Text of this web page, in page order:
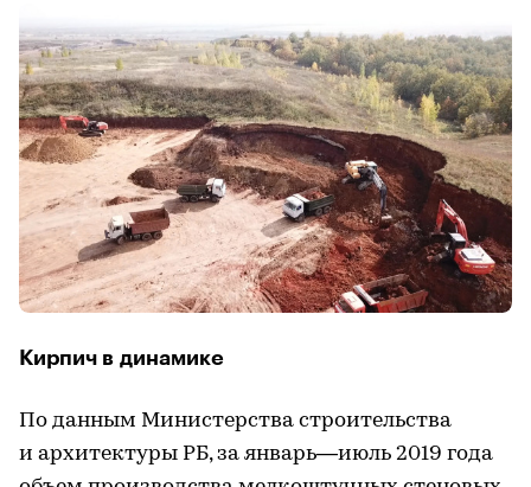
Кирпич в динамике
По данным Министерства строительства
и архитектуры РБ, за январь—июль 2019 года